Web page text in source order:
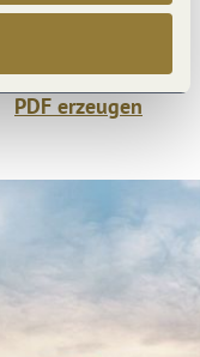
PDF erzeugen